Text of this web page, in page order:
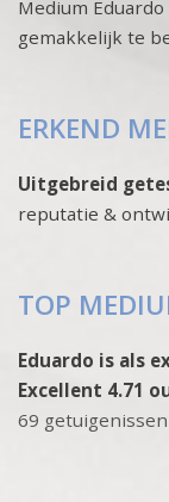
Medium
gemakkelijk te
ERKEND
Uitgebreid
reputatie &
TOP
Eduardo is als
Excellent 4.71
69 getuigenissen